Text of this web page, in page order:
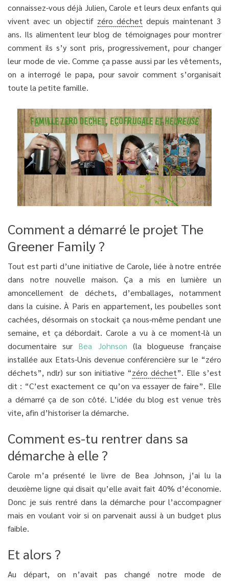
connaissez-vous déjà Julien, Carole et leurs deux enfants qui
vivent avec un objectif zéro déchet depuis maintenant 3
ans. Ils alimentent leur blog de témoignages pour montrer
comment ils s’y sont pris, progressivement, pour changer
leur mode de vie. Comme ça passe aussi par les vêtements,
on a interrogé le papa, pour savoir comment s’organisait
toute la petite famille.
Comment a démarré le projet The
Greener Family ?
Tout est parti d’une initiative de Carole, liée à notre entrée
dans notre nouvelle maison. Ça a mis en lumière un
amoncellement de déchets, d’emballages, notamment
dans la cuisine. À Paris en appartement, les poubelles sont
cachées, désormais on stockait ça nous-même pendant une
semaine, et ça débordait. Carole a vu à ce moment-là un
documentaire sur Bea Johnson (la blogueuse française
installée aux Etats-Unis devenue conférencière sur le “zéro
déchets”, ndlr) sur son initiative “zéro déchet”. Elle s’est
dit : “C’est exactement ce qu’on va essayer de faire”. Elle
a démarré ça de son côté. L’idée du blog est venue très
vite, afin d’historiser la démarche.
Comment es-tu rentrer dans sa
démarche à elle ?
Carole m’a présenté le livre de Bea Johnson, j’ai lu la
deuxième ligne qui disait qu’elle avait fait 40% d’économie.
Donc je suis rentré dans la démarche pour l’accompagner
mais en voulant voir si on parvenait aussi à un budget plus
faible.
Et alors ?
Au départ, on n’avait pas changé notre mode de